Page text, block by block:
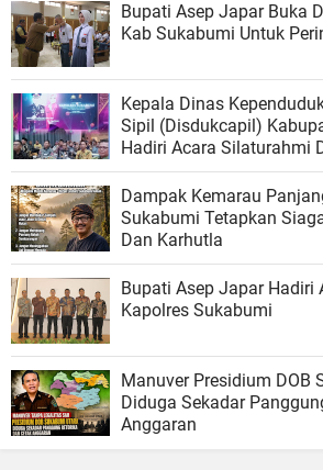
Bupati Asep Japar Buka
Kab Sukabumi Untuk
Kepala Dinas
Sipil (Disdukcapil)
Hadiri Acara Silaturahmi
Kapolres Sukabumi
Dampak Kemarau
Sukabumi Tetapkan
Dan Karhutla
Bupati Asep Japar Hadiri
Kapolres Sukabumi
Manuver Presidium DOB Sukabumi Utara
Diduga Sekadar
Anggaran